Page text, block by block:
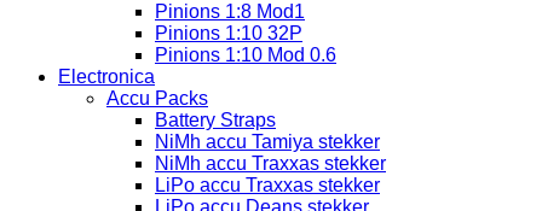
Pinions 1:8 Mod1
Pinions 1:10 32P
Pinions 1:10 Mod 0.6
Electronica
Accu Packs
Battery Straps
NiMh accu Tamiya stekker
NiMh accu Traxxas stekker
LiPo accu Traxxas stekker
LiPo accu Deans stekker